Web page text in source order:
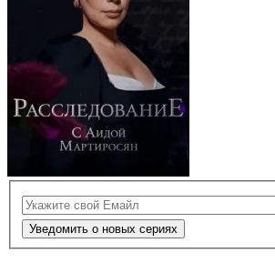
Уведомить о новых сериях